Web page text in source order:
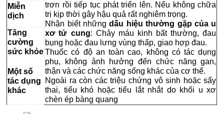
trơn rồi tiếp tục phát triển lên. Nếu không chữa
trị kịp thời gây hậu quả rất nghiêm trọng.
Nhận biết nhữngdấu hiệu thường gặp của u
xơ tử cung: Chảy máu kinh bất thường, đau
bụng hoặc đau lưng vùng thấp, giao hợp đau.
Thuốc có độ an toàn cao, không có tác dụng
phụ, không ảnh hưởng đến chức năng gan,
thận và các chức năng sống khác của cơ thể.
Ngoài ra còn các triệu chứng vô sinh hoặc sẩy
thai, tiểu khó hoặc tiểu lắt nhắt do khối u xơ
chèn ép bàng quang
Miễn
dịch
Tăng
cường
sức khỏe
Một số
tác dụng
khác